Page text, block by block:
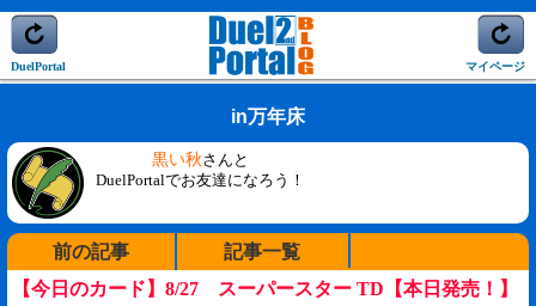
DuelPortal マイページ
in万年床
黒い秋さんと
DuelPortalでお友達になろう！
前の記事
記事一覧
【今日のカード】8/27 スーパースター TD【本日発売！】